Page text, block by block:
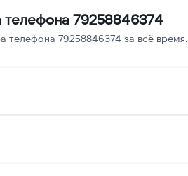
телефона 79258846374
телефона 79258846374 за всё время.